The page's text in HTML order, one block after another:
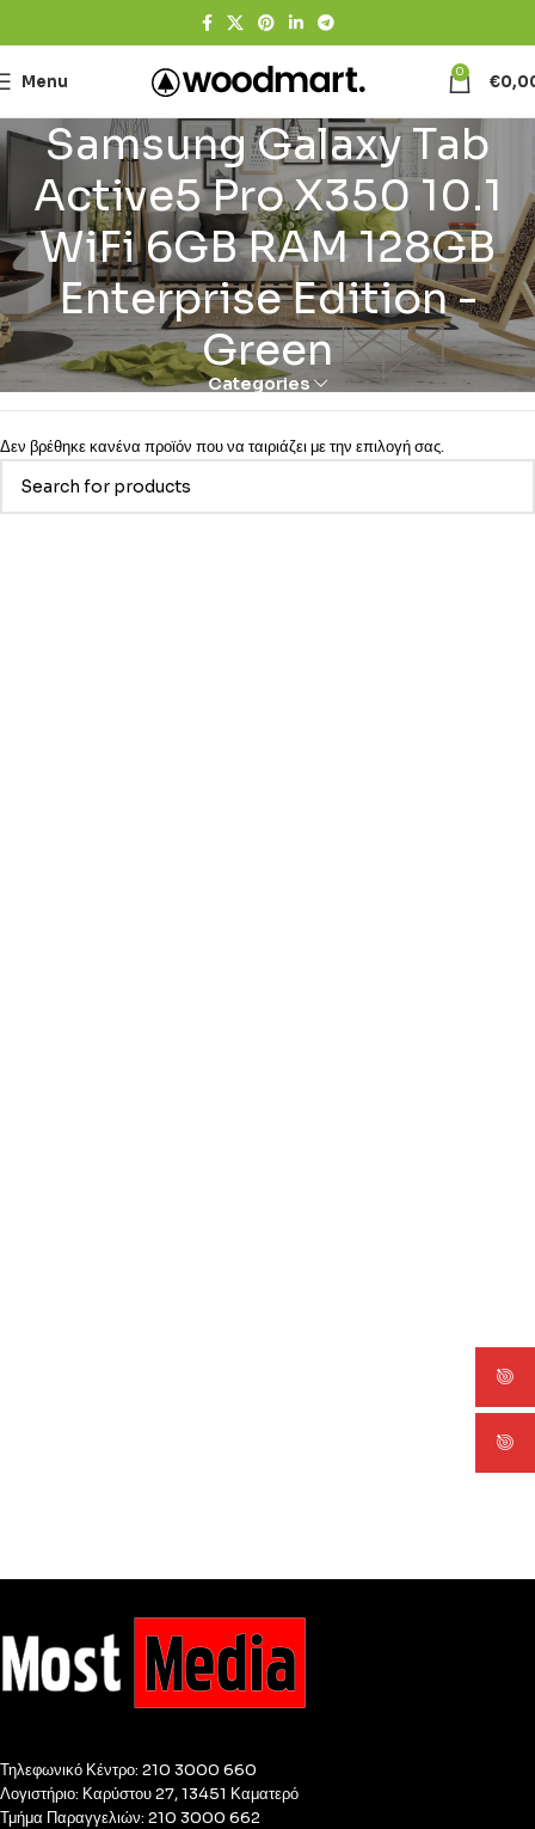
Menu 0 €
Samsung Galaxy Tab
Active5 Pro X350 10.1
WiFi 6GB RAM 128GB
Enterprise Edition -
Green
Categories
Δεν βρέθηκε κανένα προϊόν που να ταιριάζει με την επιλογή σας.
Τηλεφωνικό Κέντρο: 210 3000 660
Λογιστήριο: Καρύστου 27, 13451 Καματερό
Τμήμα Παραγγελιών: 210 3000 662